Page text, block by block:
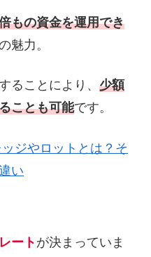
もの資金を運用でき
魅力。
ることにより、 少額
ことも可能です。
ジやロットとは？そ
い
ート が決まっていま